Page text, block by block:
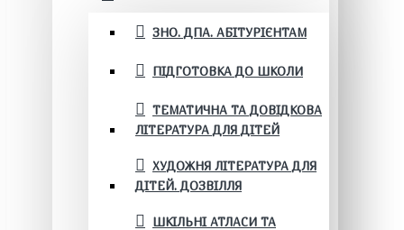
ЗНО. ДПА. АБІТУРІЄНТАМ
ПІДГОТОВКА ДО ШКОЛИ
ТЕМАТИЧНА ТА ДОВІДКОВА
ЛІТЕРАТУРА ДЛЯ ДІТЕЙ
ХУДОЖНЯ ЛІТЕРАТУРА ДЛЯ
ДІТЕЙ. ДОЗВІЛЛЯ
ШКІЛЬНІ АТЛАСИ ТА